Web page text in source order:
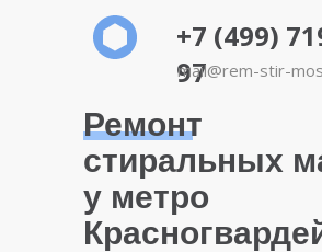
Ремонт
стиральных
у метро
+7 (499)
97
mail@rem-stir-